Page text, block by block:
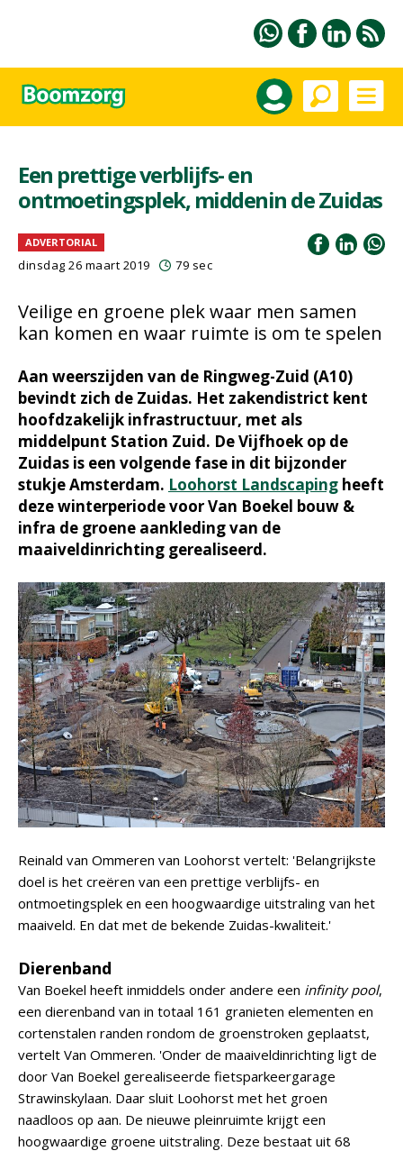
Een prettige verblijfs- en
ontmoetingsplek, middenin de Zuidas
ADVERTORIAL
dinsdag 26 maart 2019 79 sec
Veilige en groene plek waar men samen
kan komen en waar ruimte is om te spelen
Aan weerszijden van de Ringweg-Zuid (A10)
bevindt zich de Zuidas. Het zakendistrict kent
hoofdzakelijk infrastructuur, met als
middelpunt Station Zuid. De Vijfhoek op de
Zuidas is een volgende fase in dit bijzonder
stukje Amsterdam. Loohorst Landscaping heeft
deze winterperiode voor Van Boekel bouw &
infra de groene aankleding van de
maaiveldinrichting gerealiseerd.
Reinald van Ommeren van Loohorst vertelt: 'Belangrijkste
doel is het creëren van een prettige verblijfs- en
ontmoetingsplek en een hoogwaardige uitstraling van het
maaiveld. En dat met de bekende Zuidas-kwaliteit.'
Dierenband
Van Boekel heeft inmiddels onder andere een infinity pool,
een dierenband van in totaal 161 granieten elementen en
cortenstalen randen rondom de groenstroken geplaatst,
vertelt Van Ommeren. 'Onder de maaiveldinrichting ligt de
door Van Boekel gerealiseerde fietsparkeergarage
Strawinskylaan. Daar sluit Loohorst met het groen
naadloos op aan. De nieuwe pleinruimte krijgt een
hoogwaardige groene uitstraling. Deze bestaat uit 68